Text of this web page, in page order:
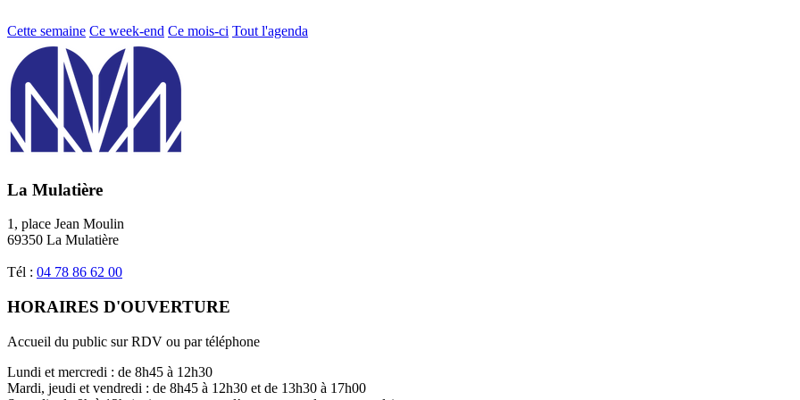
Cette semaine Ce week-end Ce mois-ci Tout l'agenda
La Mulatière
1, place Jean Moulin
69350 La Mulatière
Tél : 04 78 86 62 00
HORAIRES D'OUVERTURE
Accueil du public sur RDV ou par téléphone
Lundi et mercredi : de 8h45 à 12h30
Mardi, jeudi et vendredi : de 8h45 à 12h30 et de 13h30 à 17h00